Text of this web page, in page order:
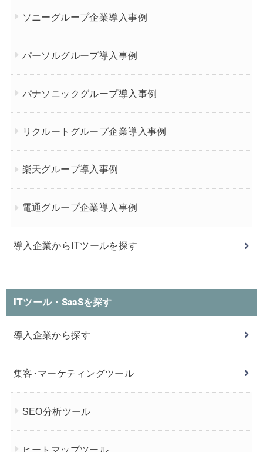
ソニーグループ企業導入事例
パーソルグループ導入事例
パナソニックグループ導入事例
リクルートグループ企業導入事例
楽天グループ導入事例
電通グループ企業導入事例
導入企業からITツールを探す
ITツール・SaaSを探す
導入企業から探す
集客･マーケティングツール
SEO分析ツール
ヒートマップツール